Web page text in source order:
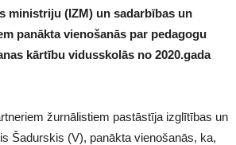
ministriju (IZM) un sadarbības un
panākta vienošanās par pedagogu
kārtību vidusskolās no 2020.gada
žurnālistiem pastāstīja izglītības un
Šadurskis (V), panākta vienošanās, ka,